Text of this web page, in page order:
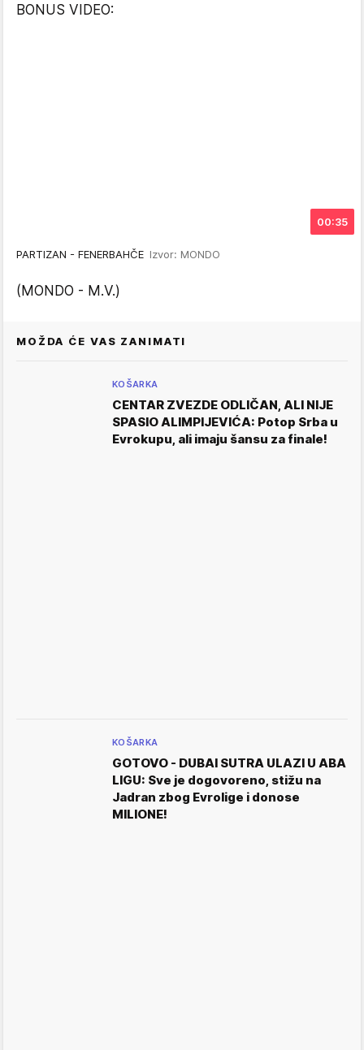
BONUS VIDEO:
00:35
PARTIZAN - FENERBAHČE Izvor: MONDO
(MONDO - M.V.)
MOŽDA ĆE VAS ZANIMATI
KOŠARKA
CENTAR ZVEZDE ODLIČAN, ALI NIJE
SPASIO ALIMPIJEVIĆA: Potop Srba u
Evrokupu, ali imaju šansu za finale!
KOŠARKA
GOTOVO - DUBAI SUTRA ULAZI U ABA
LIGU: Sve je dogovoreno, stižu na
Jadran zbog Evrolige i donose
MILIONE!